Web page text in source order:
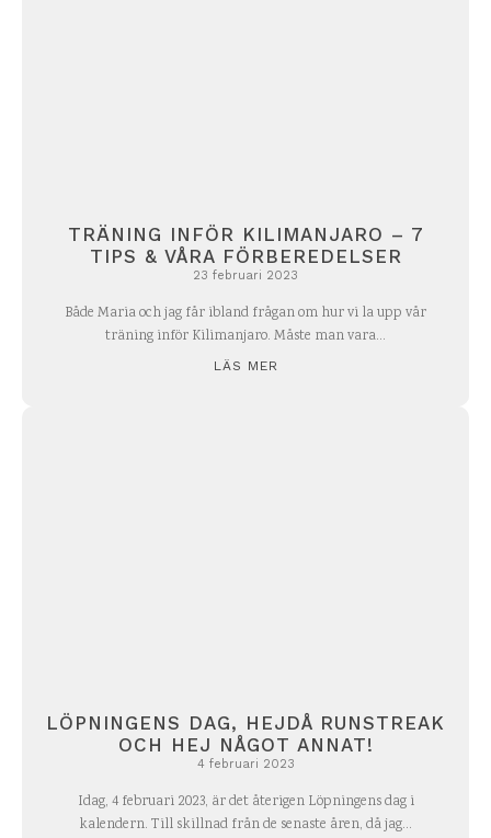
TRÄNING INFÖR KILIMANJARO – 7
TIPS & VÅRA FÖRBEREDELSER
23 februari 2023
Både Maria och jag får ibland frågan om hur vi la upp vår
träning inför Kilimanjaro. Måste man vara...
LÄS MER
LÖPNINGENS DAG, HEJDÅ RUNSTREAK
OCH HEJ NÅGOT ANNAT!
4 februari 2023
Idag, 4 februari 2023, är det återigen Löpningens dag i
kalendern. Till skillnad från de senaste åren, då jag...